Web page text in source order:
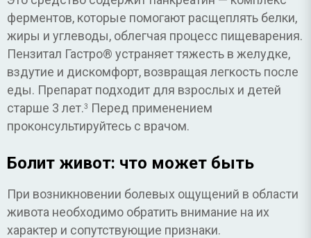
ферментов, которые помогают расщеплять белки,
жиры и углеводы, облегчая процесс пищеварения.
Пензитал Гастро® устраняет тяжесть в желудке,
вздутие и дискомфорт, возвращая легкость после
еды. Препарат подходит для взрослых и детей
старше 3 лет.3 Перед применением
проконсультируйтесь с врачом.
Болит живот: что может быть
При возникновении болевых ощущений в области
живота необходимо обратить внимание на их
характер и сопутствующие признаки.